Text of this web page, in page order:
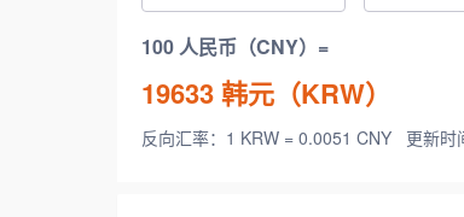
100 人民币（CNY）=
19633韩元（KRW）
反向汇率：1 KRW = 0.0051 CNY 更新时